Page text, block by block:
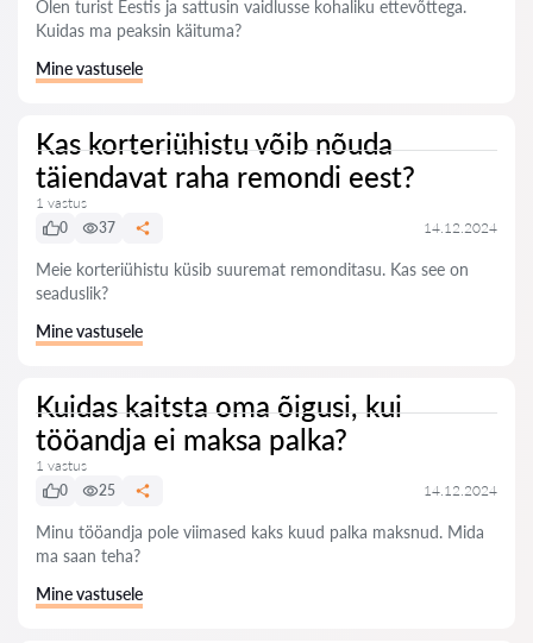
Olen turist Eestis ja sattusin vaidlusse kohaliku ettevõttega.
Kuidas ma peaksin käituma?
Mine vastusele
Kas korteriühistu võib nõuda
täiendavat raha remondi eest?
1 vastus
0
37 14.12.2024
Meie korteriühistu küsib suuremat remonditasu. Kas see on
seaduslik?
Mine vastusele
Kuidas kaitsta oma õigusi, kui
tööandja ei maksa palka?
1 vastus
0
25 14.12.2024
Minu tööandja pole viimased kaks kuud palka maksnud. Mida
ma saan teha?
Mine vastusele